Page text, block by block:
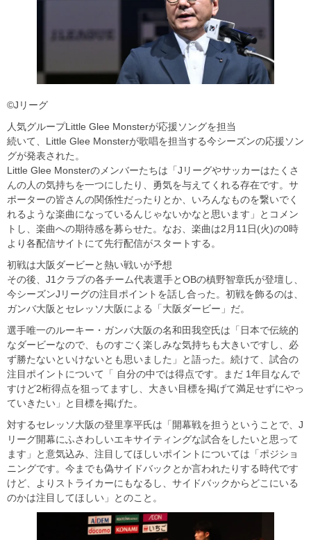
©Jリーグ
人気グループLittle Glee Monsterが応援ソングを担当
続いて、Little Glee Monsterが歌唱を担当する今シーズンの応援ソン
グが発表された。
Little Glee Monsterのメンバーたちは「Jリーグやサッカーはたくさ
んの人の気持ちを一つにしたり、勇気を与えてくれる存在です。サ
ポーターの皆さんの関係性だったりとか、いろんなものを繋いでく
れるような楽曲になっているんじゃないかなと思います」とコメン
トし、楽曲への期待感を募らせた。なお、楽曲は2月11日(火)の0時
より各配信サイトにて先行配信がスタートする。
初戦は大阪ダービーと熱い戦いが予想
その後、J1クラブの各チーム代表選手とOBの槙野智章氏が登壇し、
今シーズンJリーグの注目ポイントを話し合った。初戦を飾るのは、
ガンバ大阪とセレッソ大阪による「大阪ダービー」だ。
選手唯一のルーキー・ガンバ大阪の名和田我空氏は「日本で伝統的
なダービーなので、ものすごく楽しみな気持ちも大きいですし、必
ず勝たないといけないとも思いました」と語った。続けて、試合の
注目ポイントについて「 自分の中では得点です。まだ 1年目なんで
すけど2桁得点を狙ってますし、大きい目標を掲げて満足せずにやっ
ていきたい」と目標を掲げた。
対するセレッソ大阪の登里享平氏は「開幕戦を担うということで、J
リーグ開幕にふさわしいエキサイティングな試合をしたいと思って
ます」と意気込み、注目してほしいポイントについては「ポジショ
ニングです。今までも偽サイドバックとか言われたりする時代です
けど、よりストライカーにもなるし、サイドバックからどこにいる
のかは注目してほしい」とのこと。